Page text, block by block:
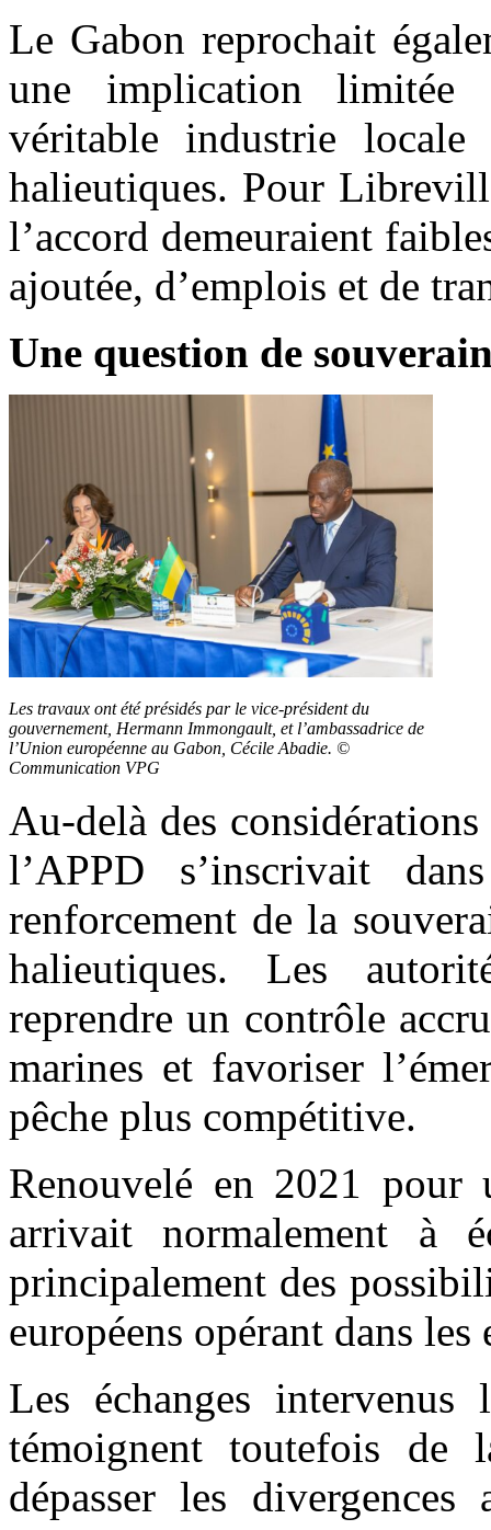
Le Gabon reprochait
une implication limitée
véritable industrie
halieutiques. Pour
l’accord demeuraient
ajoutée, d’emplois et de
Une question de
Les travaux ont été présidés par le vice-président du
gouvernement, Hermann Immongault, et l’ambassadrice de
l’Union européenne au Gabon, Cécile Abadie. ©
Communication VPG
Au-delà des
l’APPD s’inscrivait
renforcement de la
halieutiques. Les
reprendre un contrôle
marines et favoriser
pêche plus compétitive.
Renouvelé en 2021 pour
arrivait normalement à
principalement des
européens opérant dans les
Les échanges
témoignent toutefois de
dépasser les